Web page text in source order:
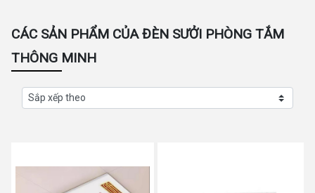
CÁC SẢN PHẨM CỦA ĐÈN SƯỞI PHÒNG TẮM
THÔNG MINH